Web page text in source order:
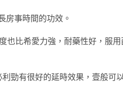
房事時間的功效。
比希愛力強，耐藥性好，服
勁有很好的延時效果，壹般可